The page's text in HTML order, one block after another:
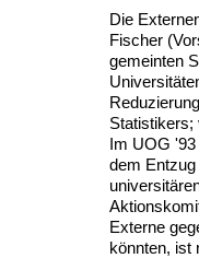
Die
Fischer
gemeinten
Statistikers;
Im UOG
dem
Externe
könnten, ist